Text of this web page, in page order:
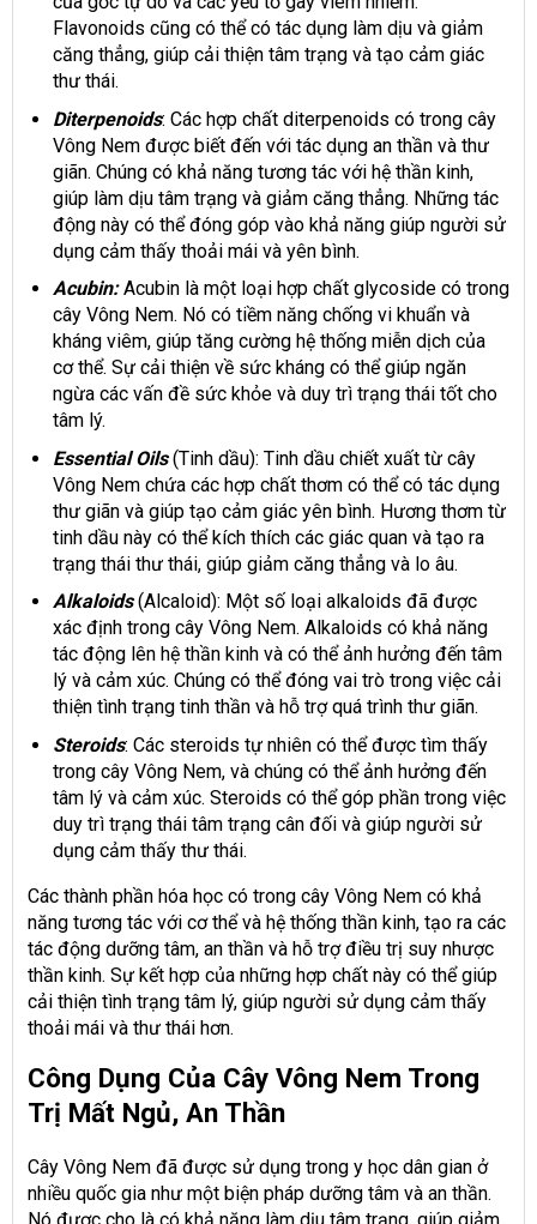
Flavonoids cũng có thể có tác dụng làm dịu và giảm
căng thẳng, giúp cải thiện tâm trạng và tạo cảm giác
thư thái.
Diterpenoids: Các hợp chất diterpenoids có trong cây
Vông Nem được biết đến với tác dụng an thần và thư
giãn. Chúng có khả năng tương tác với hệ thần kinh,
giúp làm dịu tâm trạng và giảm căng thẳng. Những tác
động này có thể đóng góp vào khả năng giúp người sử
dụng cảm thấy thoải mái và yên bình.
Acubin:Acubin là một loại hợp chất glycoside có trong
cây Vông Nem. Nó có tiềm năng chống vi khuẩn và
kháng viêm, giúp tăng cường hệ thống miễn dịch của
cơ thể. Sự cải thiện về sức kháng có thể giúp ngăn
ngừa các vấn đề sức khỏe và duy trì trạng thái tốt cho
tâm lý.
Essential Oils(Tinh dầu): Tinh dầu chiết xuất từ cây
Vông Nem chứa các hợp chất thơm có thể có tác dụng
thư giãn và giúp tạo cảm giác yên bình. Hương thơm từ
tinh dầu này có thể kích thích các giác quan và tạo ra
trạng thái thư thái, giúp giảm căng thẳng và lo âu.
Alkaloids(Alcaloid): Một số loại alkaloids đã được
xác định trong cây Vông Nem. Alkaloids có khả năng
tác động lên hệ thần kinh và có thể ảnh hưởng đến tâm
lý và cảm xúc. Chúng có thể đóng vai trò trong việc cải
thiện tình trạng tinh thần và hỗ trợ quá trình thư giãn.
Steroids: Các steroids tự nhiên có thể được tìm thấy
trong cây Vông Nem, và chúng có thể ảnh hưởng đến
tâm lý và cảm xúc. Steroids có thể góp phần trong việc
duy trì trạng thái tâm trạng cân đối và giúp người sử
dụng cảm thấy thư thái.
Các thành phần hóa học có trong cây Vông Nem có khả
năng tương tác với cơ thể và hệ thống thần kinh, tạo ra các
tác động dưỡng tâm, an thần và hỗ trợ điều trị suy nhược
thần kinh. Sự kết hợp của những hợp chất này có thể giúp
cải thiện tình trạng tâm lý, giúp người sử dụng cảm thấy
thoải mái và thư thái hơn.
Công Dụng Của Cây Vông Nem Trong
Trị Mất Ngủ, An Thần
Cây Vông Nem đã được sử dụng trong y học dân gian ở
nhiều quốc gia như một biện pháp dưỡng tâm và an thần.